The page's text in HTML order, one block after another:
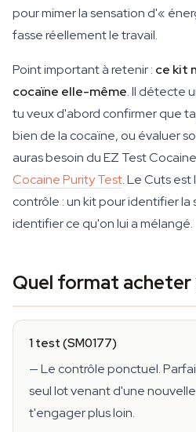
pour mimer la sensation d'«
fasse réellement le travail.
Point important à retenir : ce kit
cocaïne elle-même. Il détecte
tu veux d'abord confirmer que
bien de la cocaïne, ou évaluer
auras besoin du EZ Test
Cocaine Purity Test. Le Cuts
contrôle : un kit pour identifier
identifier ce qu'on lui a mélangé.
Quel format acheter
1 test (SM0177)
— Le contrôle ponctuel.
seul lot venant d'une
t'engager plus loin.